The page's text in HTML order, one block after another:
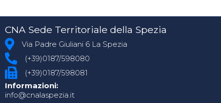
CNA Sede Territoriale della Spezia
Via Padre Giuliani 6 La Spezia
(+39)0187/598080
(+39)0187/598081
Informazioni:
info@cnalaspezia.it